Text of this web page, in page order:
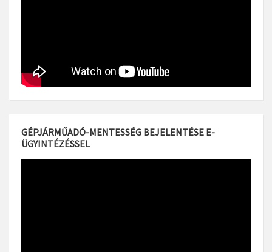
GÉPJÁRMŰADÓ-MENTESSÉG BEJELENTÉSE E-
ÜGYINTÉZÉSSEL